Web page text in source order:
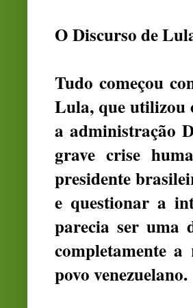
O Discurso de
Tudo começou
Lula, que utilizou
a administração
grave crise
presidente
e questionar a
parecia ser uma
completamente
povo venezuelano.